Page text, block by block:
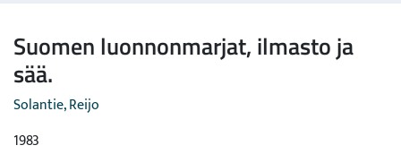
Suomen luonnonmarjat, ilmasto ja
sää.
Solantie, Reijo
1983